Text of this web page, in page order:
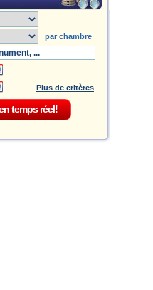
par chambre
Plus de critères